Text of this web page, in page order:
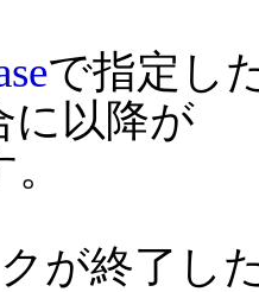
で指定し
に以降が
が終了し